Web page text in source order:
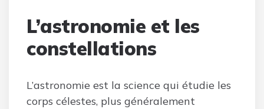
L’astronomie et les
constellations
L’astronomie est la science qui étudie les
corps célestes, plus généralement